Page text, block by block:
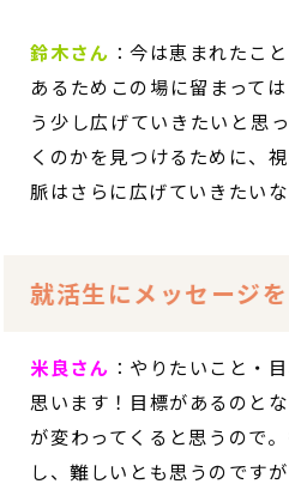
鈴木さん ：今は恵まれたこ
あるためこの場に留まって
う少し広げていきたいと思
くのかを見つけるために、
脈はさらに広げていきたいな
就活生にメッセージ
米良さん ：やりたいこと・
思います！目標があるのと
が変わってくると思うので
し、難しいとも思うのです